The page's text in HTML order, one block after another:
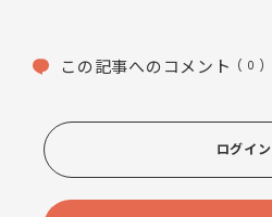
この記事へのコメント ( 0 )
ログイン